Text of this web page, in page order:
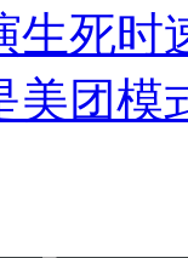
生死时
美团模